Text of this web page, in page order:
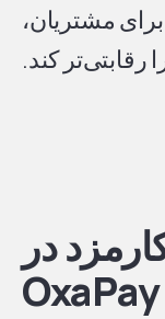
برای مشتریان،
کند.
در
OxaPay